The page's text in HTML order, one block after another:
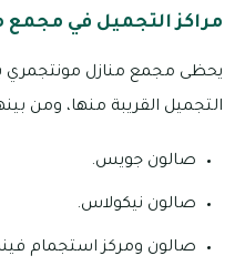
مراكز التجميل في مجمع
يحظى مجمع منازل مونتجمري
التجميل القريبة منها، ومن
صالون جويس.
صالون نيكولاس.
صالون ومركز استجمام